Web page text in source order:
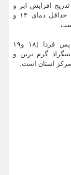
و به تدریج افزایش ابر و
احتمال رگبار و رعدوبرق و وزش باد شدید با حداقل دمای ۱۴ و
ضیاییان در انتها اظهار داشت: طی فردا و پس فردا (۱۸ و۱۹
دمای ۴۴ درجه سانتیگراد گرم ترین و